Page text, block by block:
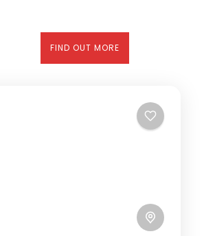
FIND OUT MORE